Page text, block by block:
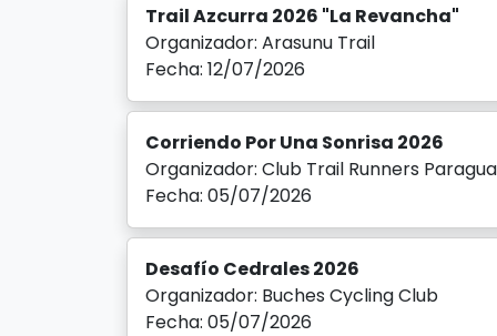
Trail Azcurra 2026 "La Revancha"
Organizador: Arasunu Trail
Fecha: 12/07/2026
Corriendo Por Una Sonrisa 2026
Organizador: Club Trail Runners
Fecha: 05/07/2026
Desafío Cedrales 2026
Organizador: Buches Cycling Club
Fecha: 05/07/2026